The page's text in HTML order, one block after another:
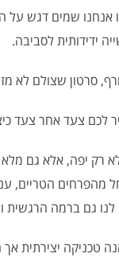
שמים דגש על
ידידותית לסביבה.
לכם צעד אחר צעד
רק יפה, אלא גם מלא
מהפרחים הטריים,
לנו גם ברמה הרגשית
טכניקה יצירתית